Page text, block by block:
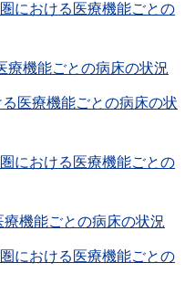
における医療機能ごとの
療機能ごとの病床の状況
医療機能ごとの病床の状
における医療機能ごとの
機能ごとの病床の状況
における医療機能ごとの